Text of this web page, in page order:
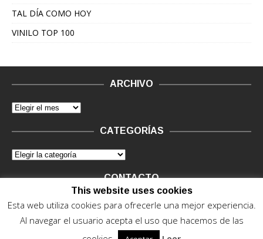
TAL DÍA COMO HOY
VINILO TOP 100
ARCHIVO
CATEGORÍAS
CONTACTO
Vinilo Negro.Consultas de anunciantes y Legal, en vinilo at
This website uses cookies
Esta web utiliza cookies para ofrecerle una mejor experiencia.
Al navegar el usuario acepta el uso que hacemos de las